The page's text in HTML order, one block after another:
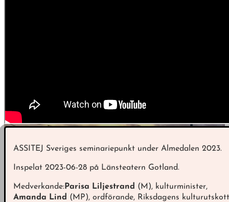
ASSITEJ Sveriges seminariepunkt under Almedalen 2023.
Inspelat 2023-06-28 på Länsteatern Gotland.
Medverkande: Parisa Liljestrand (M), kulturminister,
Amanda Lind (MP), ordförande, Riksdagens kulturutskott